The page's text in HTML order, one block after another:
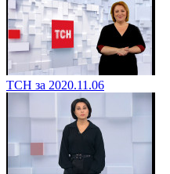
ТСН за 2020.11.06